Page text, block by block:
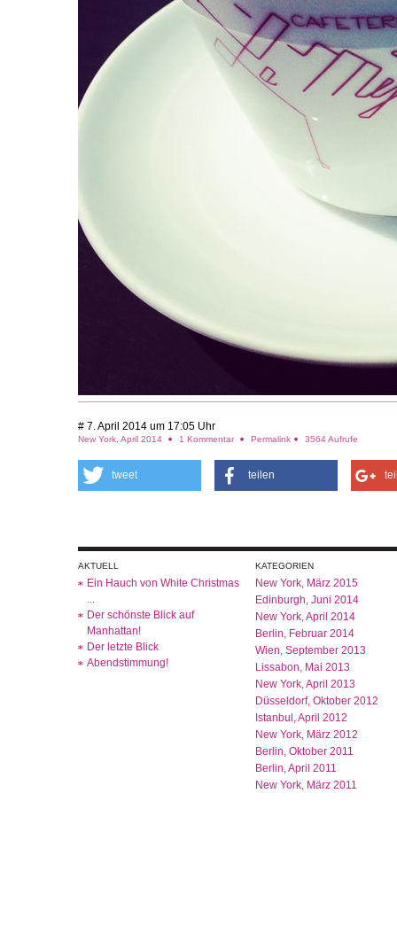
# 7. April 2014 um 17:05 Uhr
New York, April 2014 1 Kommentar Permalink 3564 Aufrufe
tweet teilen
AKTUELL
Ein Hauch von White Christmas
...
Der schönste Blick auf
Manhattan!
Der letzte Blick
Abendstimmung!
KATEGORIEN
New York, März 2015
Edinburgh, Juni 2014
New York, April 2014
Berlin, Februar 2014
Wien, September 2013
Lissabon, Mai 2013
New York, April 2013
Düsseldorf, Oktober 2012
Istanbul, April 2012
New York, März 2012
Berlin, Oktober 2011
Berlin, April 2011
New York, März 2011